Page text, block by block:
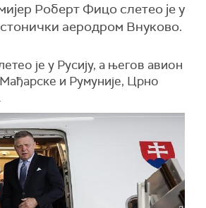
Роберт Фицо слетео је у
аеродром Внуково.
је у Русију, а његов авион
и Румуније, Црно